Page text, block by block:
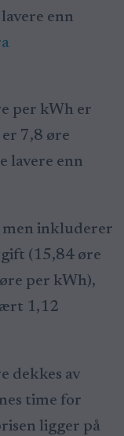
enn
per kWh er
7,8 øre
lavere enn
inkluderer
(15,84 øre
per kWh),
1,12
dekkes av
time for
ligger på